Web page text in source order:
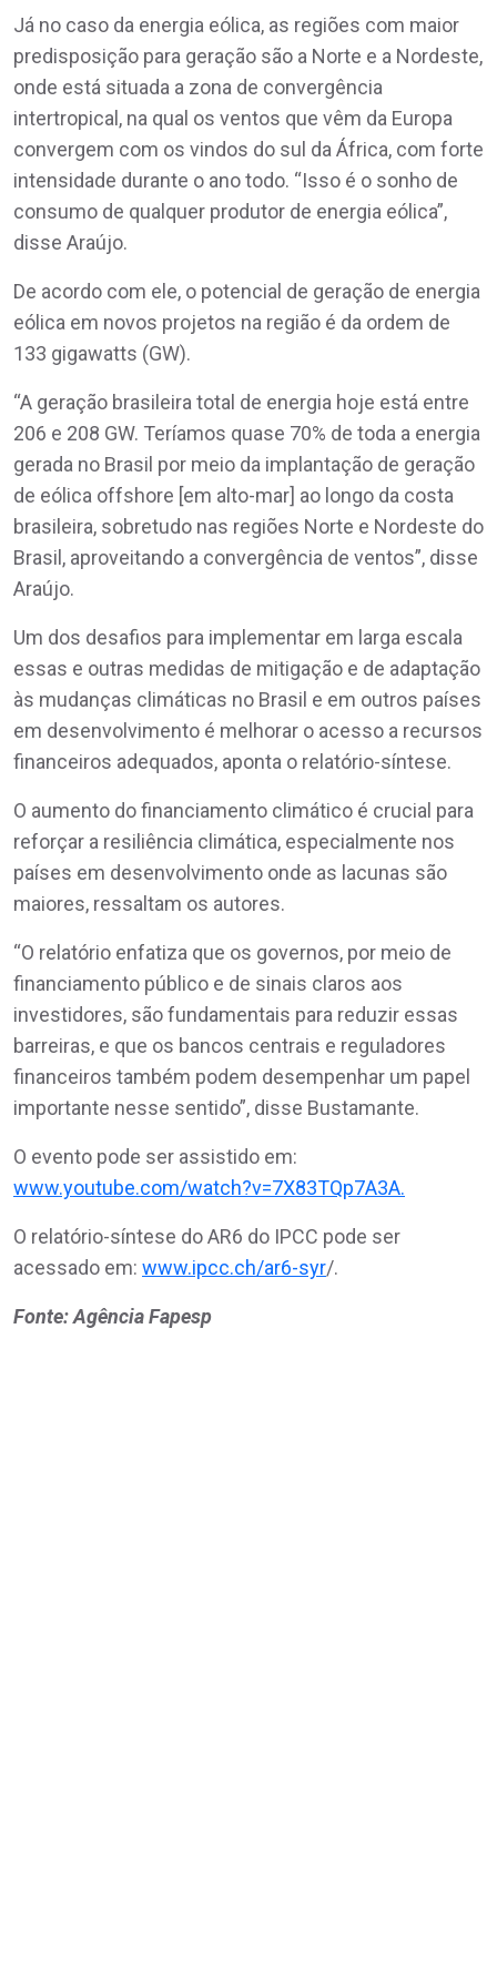
Já no caso da energia eólica, as regiões com maior
predisposição para geração são a Norte e a Nordeste,
onde está situada a zona de convergência
intertropical, na qual os ventos que vêm da Europa
convergem com os vindos do sul da África, com forte
intensidade durante o ano todo. “Isso é o sonho de
consumo de qualquer produtor de energia eólica”,
disse Araújo.
De acordo com ele, o potencial de geração de energia
eólica em novos projetos na região é da ordem de
133 gigawatts (GW).
“A geração brasileira total de energia hoje está entre
206 e 208 GW. Teríamos quase 70% de toda a energia
gerada no Brasil por meio da implantação de geração
de eólica offshore [em alto-mar] ao longo da costa
brasileira, sobretudo nas regiões Norte e Nordeste do
Brasil, aproveitando a convergência de ventos”, disse
Araújo.
Um dos desafios para implementar em larga escala
essas e outras medidas de mitigação e de adaptação
às mudanças climáticas no Brasil e em outros países
em desenvolvimento é melhorar o acesso a recursos
financeiros adequados, aponta o relatório-síntese.
O aumento do financiamento climático é crucial para
reforçar a resiliência climática, especialmente nos
países em desenvolvimento onde as lacunas são
maiores, ressaltam os autores.
“O relatório enfatiza que os governos, por meio de
financiamento público e de sinais claros aos
investidores, são fundamentais para reduzir essas
barreiras, e que os bancos centrais e reguladores
financeiros também podem desempenhar um papel
importante nesse sentido”, disse Bustamante.
O evento pode ser assistido em:
www.youtube.com/watch?v=7X83TQp7A3A.
O relatório-síntese do AR6 do IPCC pode ser
acessado em: www.ipcc.ch/ar6-syr/.
Fonte: Agência Fapesp